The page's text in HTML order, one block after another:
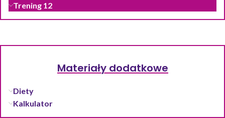
Trening 12
Materiały dodatkowe
Diety
Kalkulator